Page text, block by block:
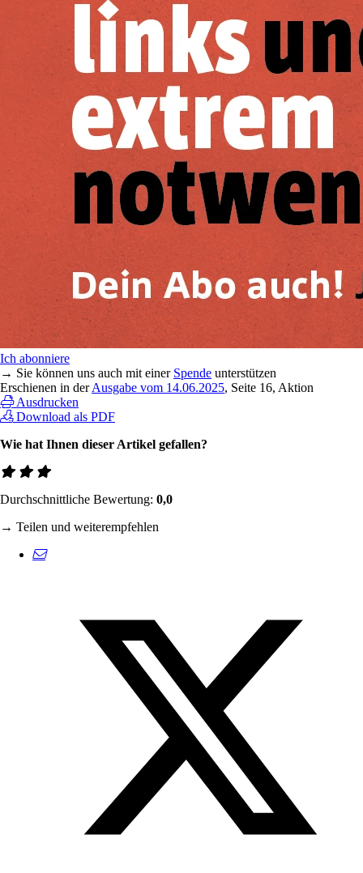
Ich abonniere
→ Sie können uns auch mit einer Spende unterstützen
Erschienen in derAusgabe vom 14.06.2025, Seite 16, Aktion
Ausdrucken
Download als PDF
Wie hat Ihnen dieser Artikel gefallen?
Durchschnittliche Bewertung: 0,0
→ Teilen und weiterempfehlen